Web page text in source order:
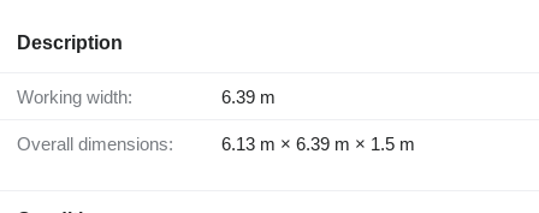
Description
Working width: 6.39 m
Overall dimensions: 6.13 m × 6.39 m × 1.5 m